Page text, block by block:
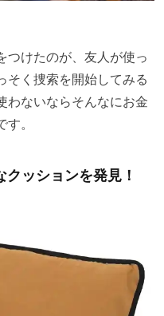
つけたのが、友人が使っ
そく捜索を開始してみる
わないならそんなにお金
。
ッションを発見！